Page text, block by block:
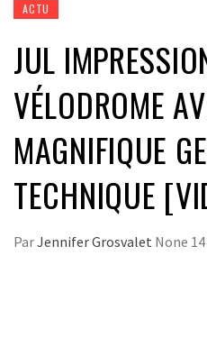
ACTU
JUL
VÉLODROME
MAGNIFIQUE
TECHNIQUE
ParJennifer Grosvalet None